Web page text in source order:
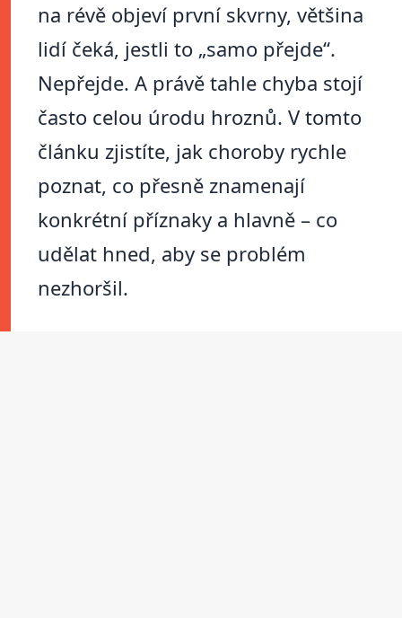
na révě objeví první skvrny, většina
lidí čeká, jestli to „samo přejde“.
Nepřejde. A právě tahle chyba stojí
často celou úrodu hroznů. V tomto
článku zjistíte, jak choroby rychle
poznat, co přesně znamenají
konkrétní příznaky a hlavně – co
udělat hned, aby se problém
nezhoršil.